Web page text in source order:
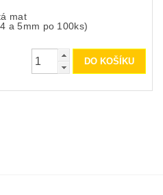
mat
a 5mm po 100ks)